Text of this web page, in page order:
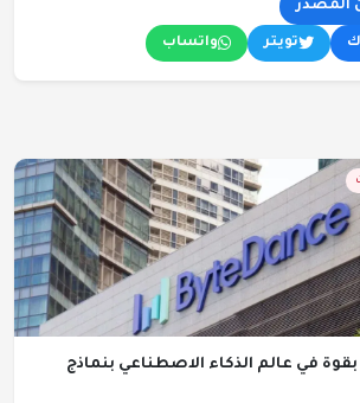
المصدر
تويتر واتساب
في عالم الذكاء الاصطناعي بنماذج